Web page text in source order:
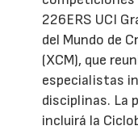
226ERS UCI
del Mundo de
(XCM), que
especialistas
disciplinas. La
incluirá la